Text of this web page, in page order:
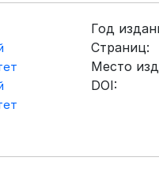
Год
Страниц:
Место
DOI: